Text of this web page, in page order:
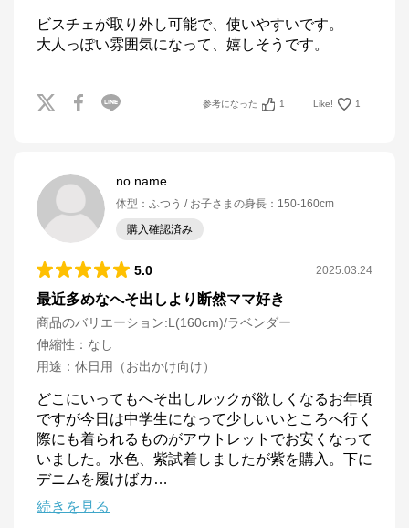
ビスチェが取り外し可能で、使いやすいです。
大人っぽい雰囲気になって、嬉しそうです。
参考になった 1 Like! 1
no name
体型 ： ふつう お子さまの身長 ： 150-160cm
購入確認済み
5.0 2025.03.24
最近多めなへそ出しより断然ママ好き
商品のバリエーション:L(160cm)/ラベンダー
伸縮性 ： なし
用途 ： 休日用（お出かけ向け）
どこにいってもへそ出しルックが欲しくなるお年頃
ですが今日は中学生になって少しいいところへ行く
際にも着られるものがアウトレットでお安くなって
いました。水色、紫試着しましたが紫を購入。下に
デニムを履けばカ …
続きを見る